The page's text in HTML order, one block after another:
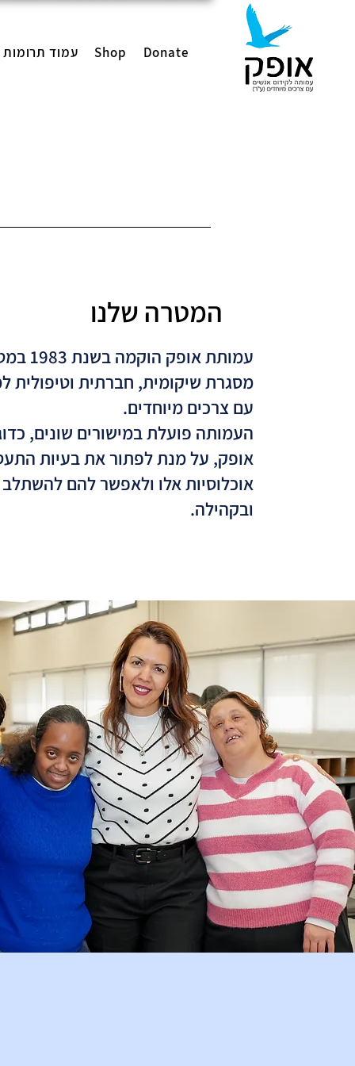
עמוד תרומות Shop Donate
המטרה שלנו
עמותת
מסגרת שיקומית, חברתית וטיפולית
עם צרכים מיוחדים.
העמותה פועלת במישורים שונים,
אופק, על מנת לפתור את בעיות
אוכלוסיות אלו ולאפשר להם
ובקהילה.